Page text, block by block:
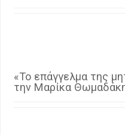
«Το επάγγελμα της
την Μαρίκα